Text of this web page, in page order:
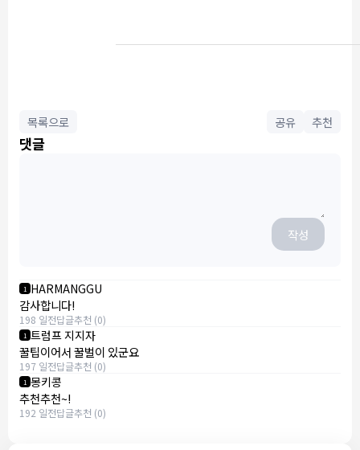
목록으로 공유 추천
댓글
작성
1 HARMANGGU
감사합니다!
198 일전답글추천 (0)
1 트럼프 지지자
꿀팁이어서 꿀벌이 있군요
197 일전답글추천 (0)
1 몽키콩
추천추천~!
192 일전답글추천 (0)